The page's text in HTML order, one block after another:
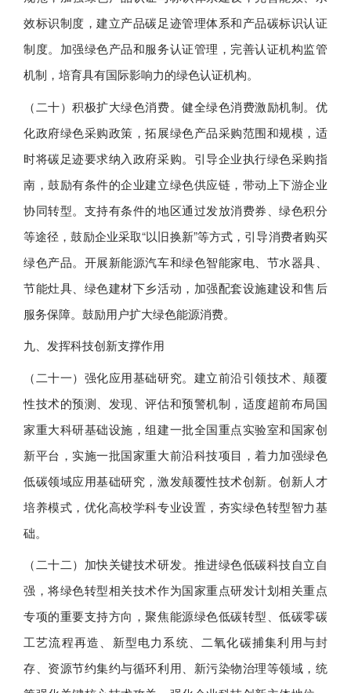
效标识制度，建立产品碳足迹管理体系和产品碳标识认证
制度。加强绿色产品和服务认证管理，完善认证机构监管
机制，培育具有国际影响力的绿色认证机构。
（二十）积极扩大绿色消费。健全绿色消费激励机制。优
化政府绿色采购政策，拓展绿色产品采购范围和规模，适
时将碳足迹要求纳入政府采购。引导企业执行绿色采购指
南，鼓励有条件的企业建立绿色供应链，带动上下游企业
协同转型。支持有条件的地区通过发放消费券、绿色积分
等途径，鼓励企业采取“以旧换新”等方式，引导消费者购买
绿色产品。开展新能源汽车和绿色智能家电、节水器具、
节能灶具、绿色建材下乡活动，加强配套设施建设和售后
服务保障。鼓励用户扩大绿色能源消费。
九、发挥科技创新支撑作用
（二十一）强化应用基础研究。建立前沿引领技术、颠覆
性技术的预测、发现、评估和预警机制，适度超前布局国
家重大科研基础设施，组建一批全国重点实验室和国家创
新平台，实施一批国家重大前沿科技项目，着力加强绿色
低碳领域应用基础研究，激发颠覆性技术创新。创新人才
培养模式，优化高校学科专业设置，夯实绿色转型智力基
础。
（二十二）加快关键技术研发。推进绿色低碳科技自立自
强，将绿色转型相关技术作为国家重点研发计划相关重点
专项的重要支持方向，聚焦能源绿色低碳转型、低碳零碳
工艺流程再造、新型电力系统、二氧化碳捕集利用与封
存、资源节约集约与循环利用、新污染物治理等领域，统